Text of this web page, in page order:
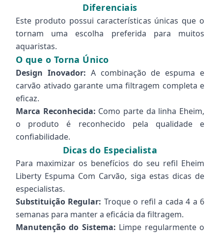
Diferenciais
Este produto possui características únicas que o
tornam uma escolha preferida para muitos
aquaristas.
O que o Torna Único
Design Inovador: A combinação de espuma e
carvão ativado garante uma filtragem completa e
eficaz.
Marca Reconhecida: Como parte da linha Eheim,
o produto é reconhecido pela qualidade e
confiabilidade.
Dicas do Especialista
Para maximizar os benefícios do seu refil Eheim
Liberty Espuma Com Carvão, siga estas dicas de
especialistas.
Substituição Regular: Troque o refil a cada 4 a 6
semanas para manter a eficácia da filtragem.
Manutenção do Sistema: Limpe regularmente o